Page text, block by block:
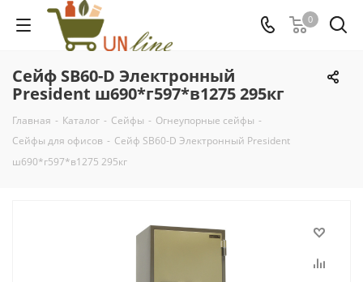
0
Сейф SB60-D Электронный
President ш690*г597*в1275 295кг
Главная - Каталог - Сейфы - Огнеупорные сейфы -
Сейфы для офисов - Сейф SB60-D Электронный President
ш690*г597*в1275 295кг